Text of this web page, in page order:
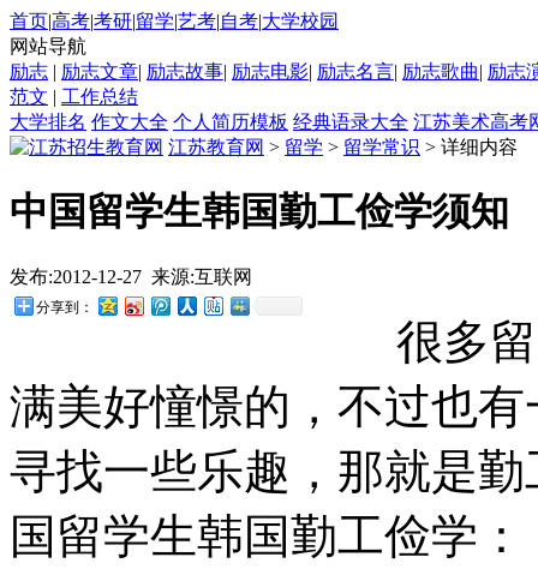
首页|高考|考研|留学|艺考|自考|大学校园
网站导航
励志 | 励志文章| 励志故事| 励志电影| 励志名言| 励志歌曲| 励志
范文 | 工作总结
大学排名 作文大全 个人简历模板 经典语录大全 江苏美术高考
江苏教育网 > 留学 > 留学常识 > 详细内容
中国留学生韩国勤工俭学须知
发布:2012-12-27 来源:互联网
分享到：
很多留
满美好憧憬的，不过也
寻找一些乐趣，那就是
国留学生韩国勤工俭学：